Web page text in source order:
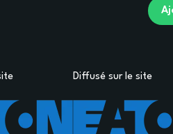
Diffusé sur le site